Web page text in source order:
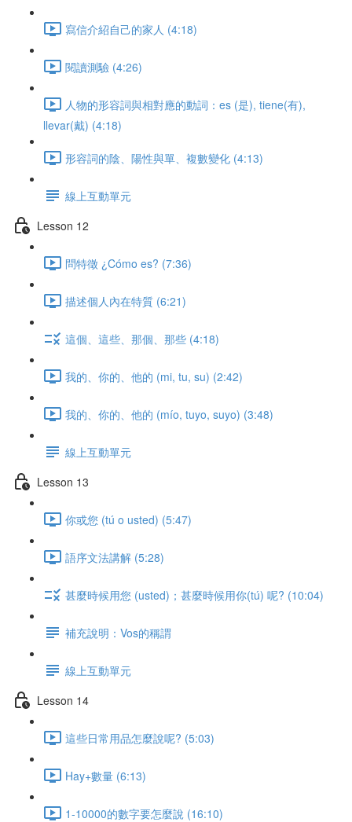
寫信介紹自己的家人 (4:18)
閱讀測驗 (4:26)
人物的形容詞與相對應的動詞：es (是), tiene(有),
llevar(戴) (4:18)
形容詞的陰、陽性與單、複數變化 (4:13)
線上互動單元
Lesson 12
問特徵 ¿Cómo es? (7:36)
描述個人內在特質 (6:21)
這個、這些、那個、那些 (4:18)
我的、你的、他的 (mi, tu, su) (2:42)
我的、你的、他的 (mío, tuyo, suyo) (3:48)
線上互動單元
Lesson 13
你或您 (tú o usted) (5:47)
語序文法講解 (5:28)
甚麼時候用您 (usted)；甚麼時候用你(tú) 呢? (10:04)
補充說明：Vos的稱謂
線上互動單元
Lesson 14
這些日常用品怎麼說呢? (5:03)
Hay+數量 (6:13)
1-10000的數字要怎麼說 (16:10)